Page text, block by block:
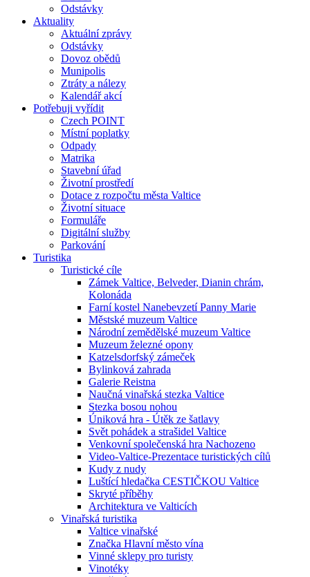
Odstávky
Aktuality
Aktuální zprávy
Odstávky
Dovoz obědů
Munipolis
Ztráty a nálezy
Kalendář akcí
Potřebuji vyřídit
Czech POINT
Místní poplatky
Odpady
Matrika
Stavební úřad
Životní prostředí
Dotace z rozpočtu města Valtice
Životní situace
Formuláře
Digitální služby
Parkování
Turistika
Turistické cíle
Zámek Valtice, Belveder, Dianin chrám,
Kolonáda
Farní kostel Nanebevzetí Panny Marie
Městské muzeum Valtice
Národní zemědělské muzeum Valtice
Muzeum železné opony
Katzelsdorfský zámeček
Bylinková zahrada
Galerie Reistna
Naučná vinařská stezka Valtice
Stezka bosou nohou
Úniková hra - Útěk ze šatlavy
Svět pohádek a strašidel Valtice
Venkovní společenská hra Nachozeno
Video-Valtice-Prezentace turistických cílů
Kudy z nudy
Luštící hledačka CESTIČKOU Valtice
Skryté příběhy
Architektura ve Valticích
Vinařská turistika
Valtice vinařské
Značka Hlavní město vína
Vinné sklepy pro turisty
Vinotéky